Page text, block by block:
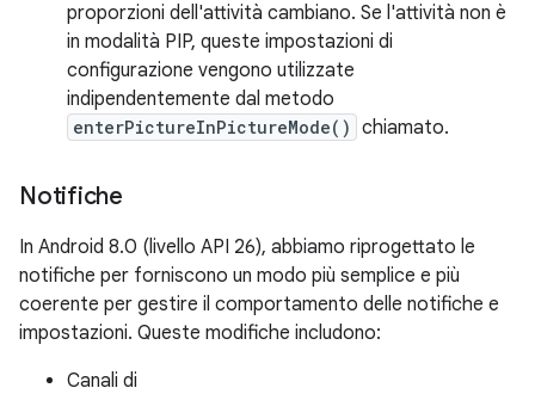
proporzioni dell'attività cambiano. Se l'attività non è
in modalità PIP, queste impostazioni di
configurazione vengono utilizzate
indipendentemente dal metodo
enterPictureInPictureMode() chiamato.
Notifiche
In Android 8.0 (livello API 26), abbiamo riprogettato le
notifiche per forniscono un modo più semplice e più
coerente per gestire il comportamento delle notifiche e
impostazioni. Queste modifiche includono:
Canali di